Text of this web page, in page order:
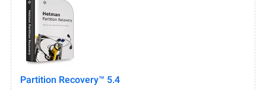
Partition Recovery™ 5.4